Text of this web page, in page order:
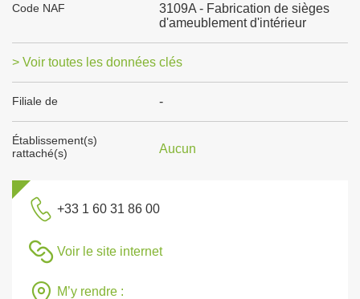
Code NAF
3109A - Fabrication de sièges
d'ameublement d'intérieur
> Voir toutes les données clés
Filiale de -
Établissement(s)
rattaché(s)
Aucun
+33 1 60 31 86 00
Voir le site internet
M’y rendre :